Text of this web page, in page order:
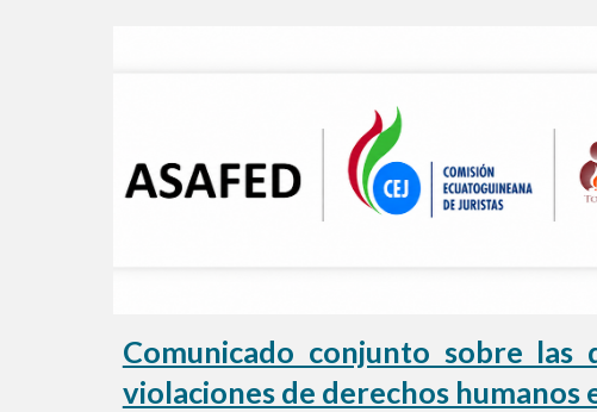
Comunicado conjunto sobre las
violaciones de derechos humanos